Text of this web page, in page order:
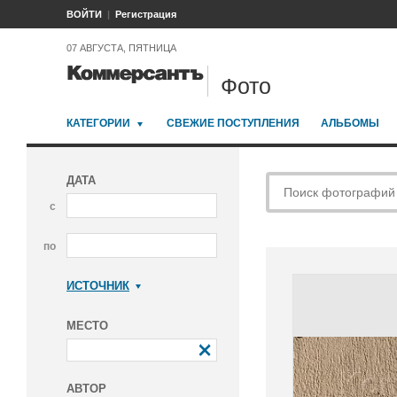
ВОЙТИ Регистрация
07 АВГУСТА, ПЯТНИЦА
Фото
КАТЕГОРИИ СВЕЖИЕ ПОСТУПЛЕНИЯ АЛЬБОМЫ
ДАТА
с
по
ИСТОЧНИК
МЕСТО
АВТОР